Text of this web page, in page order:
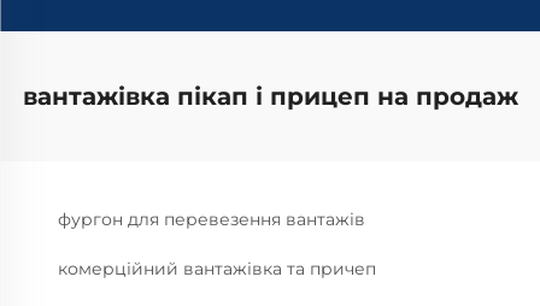
вантажівка пікап і прицеп на продаж
фургон для перевезення вантажів
комерційний вантажівка та причеп